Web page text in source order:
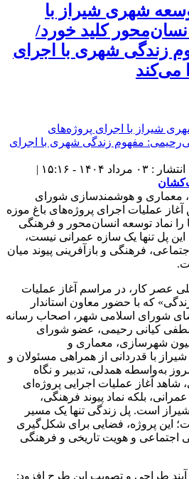
شهری شیراز با
کلید خورد/
زندگی شهری با اجرای
می‌کند
شناسه خبر : 168499 | تاریخ انتشار : ۰۳ مرداد ۱۴۰۴ - ۱۵:۱۶ |
معماری و هوشمندسازی شورای
آغاز عملیات اجرای پروژه‌های باغ موزه
را نماد توسعه انسان‌محور و فرهنگی
پل تنها یک سازه عمرانی نیست،
فرهنگی و بازآفرینی پیوند میان
عصر کار، در مراسم آغاز عملیات
که با حضور معاون استاندار
شورای اسلامی شهر، اصحاب رسانه
کیانی رحیمی، عضو شورای
شهرسازی، معماری و
با قدردانی از همراهی مسئولان و
به‌واسطه همدلی، تدبیر و نگاه
شاهد آغاز عملیات اجرایی پروژه‌ای
بلکه نماد پیوند فرهنگی،
است. پل زندگی تنها یک مسیر
این پروژه، فضایی برای شکل‌گیری
اجتماعی و هویت تاریخی و فرهنگی
طراحی و تصویب این طرح افزود: